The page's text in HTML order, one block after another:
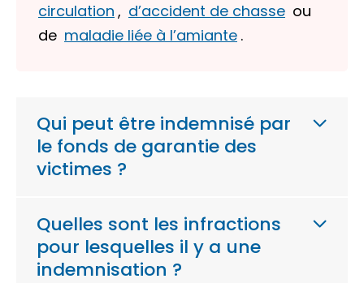
circulation , d’accident de chasse ou
de maladie liée à l’amiante .
Qui peut être indemnisé par
le fonds de garantie des
victimes ?
Quelles sont les infractions
pour lesquelles il y a une
indemnisation ?